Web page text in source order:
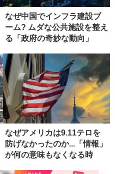
なぜ中国でインフラ建設ブ
ーム? ムダな公共施設を整え
る「政府の奇妙な動向」
なぜアメリカは9.11テロを
防げなかったのか...「情報」
が何の意味もなくなる時